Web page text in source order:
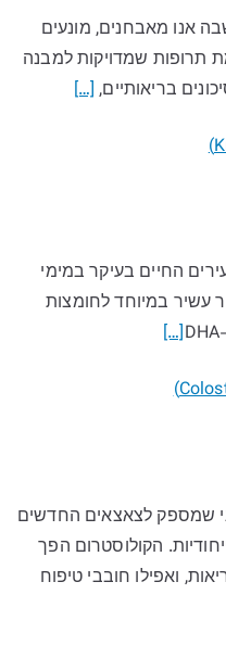
אנו מאבחנים, מונעים
שמדויקות למבנה
בריאותיים, […]
החיים בעיקר במימי
עשיר במיוחד לחומצות
[…]
שמספק לצאצאים החדשים
הקולוסטרום הפך
ואפילו חובבי טיפוח